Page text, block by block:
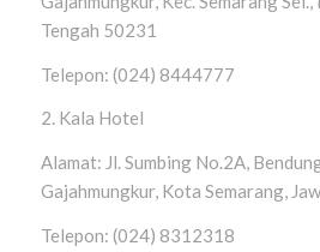
Tengah 50231
Telepon: (024) 8444777
2. Kala Hotel
Alamat: Jl. Sumbing No.2A,
Gajahmungkur, Kota Semarang,
Telepon: (024) 8312318